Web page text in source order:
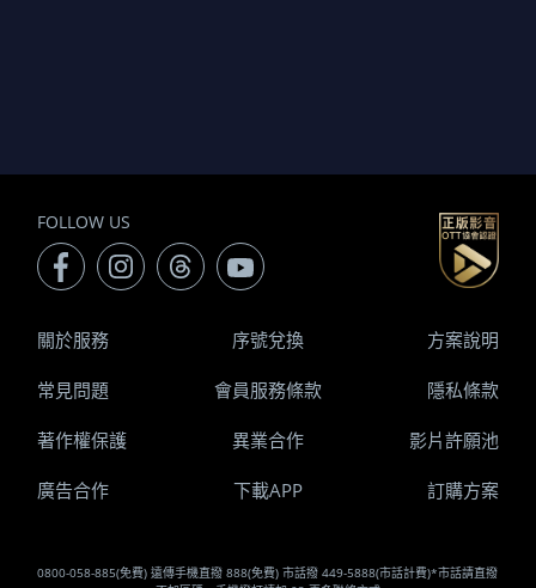
FOLLOW US
0800-058-885(免費) 遠傳手機直撥 888(免費) 市話撥 449-5888(市話計費)*市話請直撥
關於服務 序號兌換 方案說明
常見問題 會員服務條款 隱私條款
著作權保護 異業合作 影片許願池
廣告合作 下載APP 訂購方案